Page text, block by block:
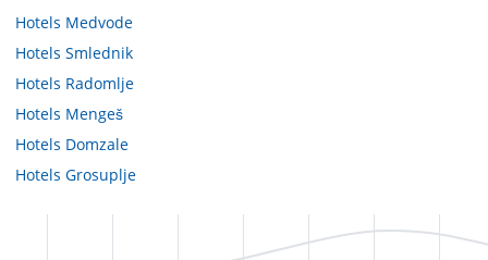
Hotels Medvode
Hotels Smlednik
Hotels Radomlje
Hotels Mengeš
Hotels Domzale
Hotels Grosuplje